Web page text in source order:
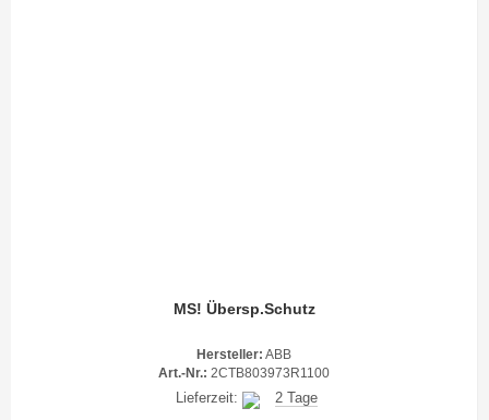
MS! Übersp.Schutz
Hersteller: ABB
Art.-Nr.: 2CTB803973R1100
Lieferzeit: 2 Tage